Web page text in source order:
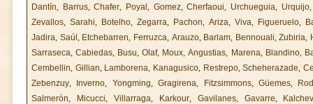
Dantín, Barrus,Chafer, Poyal, Gomez,Cherfaoui, Urchueguia, Urquijo
Zevallos, Sarahi, Botelho, Zegarra, Pachon, Ariza, Viva, Figueruelo,
Jadira, Saúl , Etchebarren, Ferruzca, Arauzo, Barlam, Bennouali,Zubiria,
Sarraseca,Cabiedas, Busu,Olaf, Moux,Angustias, Marena, Blandino,
Cembellin, Gillian, Lamborena, Kanagusico, Restrepo,Scheherazade,
Zebenzuy, Inverno, Yongming,Gragirena, Fitzsimmons,Güemes,
Salmerón, Micucci, Villarraga, Karkour, Gavilanes, Gavarre,